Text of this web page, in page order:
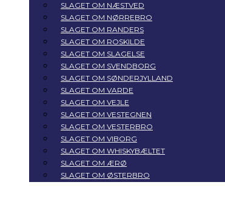
SLAGET OM NÆSTVED
SLAGET OM NØRREBRO
SLAGET OM RANDERS
SLAGET OM ROSKILDE
SLAGET OM SLAGELSE
SLAGET OM SVENDBORG
SLAGET OM SØNDERJYLLAND
SLAGET OM VARDE
SLAGET OM VEJLE
SLAGET OM VESTEGNEN
SLAGET OM VESTERBRO
SLAGET OM VIBORG
SLAGET OM WHISKYBÆLTET
SLAGET OM ÆRØ
SLAGET OM ØSTERBRO